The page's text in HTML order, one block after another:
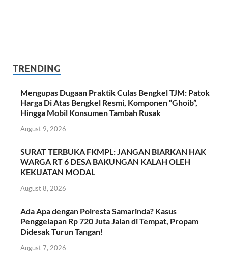
TRENDING
Mengupas Dugaan Praktik Culas Bengkel TJM: Patok
Harga Di Atas Bengkel Resmi, Komponen “Ghoib”,
Hingga Mobil Konsumen Tambah Rusak
August 9, 2026
SURAT TERBUKA FKMPL: JANGAN BIARKAN HAK
WARGA RT 6 DESA BAKUNGAN KALAH OLEH
KEKUATAN MODAL
August 8, 2026
Ada Apa dengan Polresta Samarinda? Kasus
Penggelapan Rp 720 Juta Jalan di Tempat, Propam
Didesak Turun Tangan!
August 7, 2026